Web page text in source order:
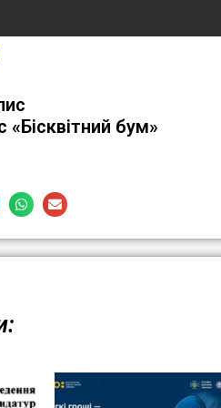
бум»